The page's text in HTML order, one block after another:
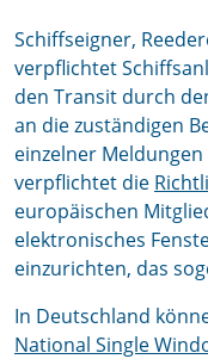
Schiffseigner,
verpflichtet
den Transit durch
an die zuständigen
einzelner
verpflichtet die
europäischen
elektronisches
einzurichten, das
In Deutschland
National Single